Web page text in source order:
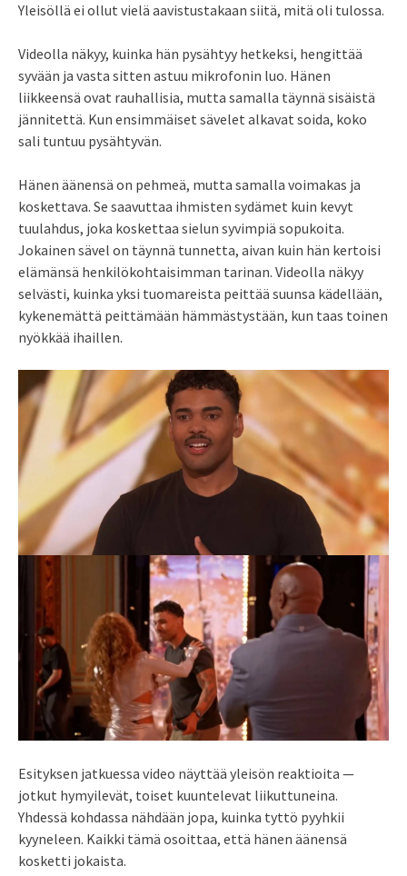
Yleisöllä ei ollut vielä aavistustakaan siitä, mitä oli tulossa.
Videolla näkyy, kuinka hän pysähtyy hetkeksi, hengittää
syvään ja vasta sitten astuu mikrofonin luo. Hänen
liikkeensä ovat rauhallisia, mutta samalla täynnä sisäistä
jännitettä. Kun ensimmäiset sävelet alkavat soida, koko
sali tuntuu pysähtyvän.
Hänen äänensä on pehmeä, mutta samalla voimakas ja
koskettava. Se saavuttaa ihmisten sydämet kuin kevyt
tuulahdus, joka koskettaa sielun syvimpiä sopukoita.
Jokainen sävel on täynnä tunnetta, aivan kuin hän kertoisi
elämänsä henkilökohtaisimman tarinan. Videolla näkyy
selvästi, kuinka yksi tuomareista peittää suunsa kädellään,
kykenemättä peittämään hämmästystään, kun taas toinen
nyökkää ihaillen.
Esityksen jatkuessa video näyttää yleisön reaktioita —
jotkut hymyilevät, toiset kuuntelevat liikuttuneina.
Yhdessä kohdassa nähdään jopa, kuinka tyttö pyyhkii
kyyneleen. Kaikki tämä osoittaa, että hänen äänensä
kosketti jokaista.